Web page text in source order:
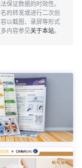
保证数据的时效性。
的转发或进行二次创
以截图、录屏等形式
内容参见关于本站。